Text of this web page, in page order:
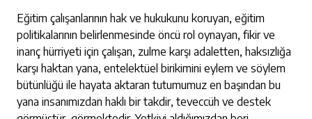
Eğitim çalışanlarının hak ve hukukunu koruyan, eğitim
politikalarının belirlenmesinde öncü rol oynayan, fikir ve
inanç hürriyeti için çalışan, zulme karşı adaletten, haksızlığa
karşı haktan yana, entelektüel birikimini eylem ve söylem
bütünlüğü ile hayata aktaran tutumumuz en başından bu
yana insanımızdan haklı bir takdir, teveccüh ve destek